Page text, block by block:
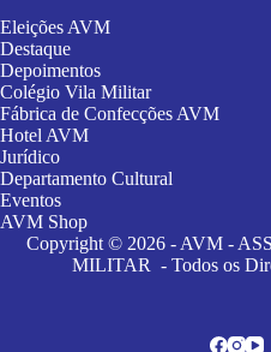
Eleições AVM
Destaque
Depoimentos
Colégio Vila Militar
Fábrica de Confecções AVM
Hotel AVM
Jurídico
Departamento Cultural
Eventos
AVM Shop
Copyright © 2026 - AVM -
MILITAR - Todos os